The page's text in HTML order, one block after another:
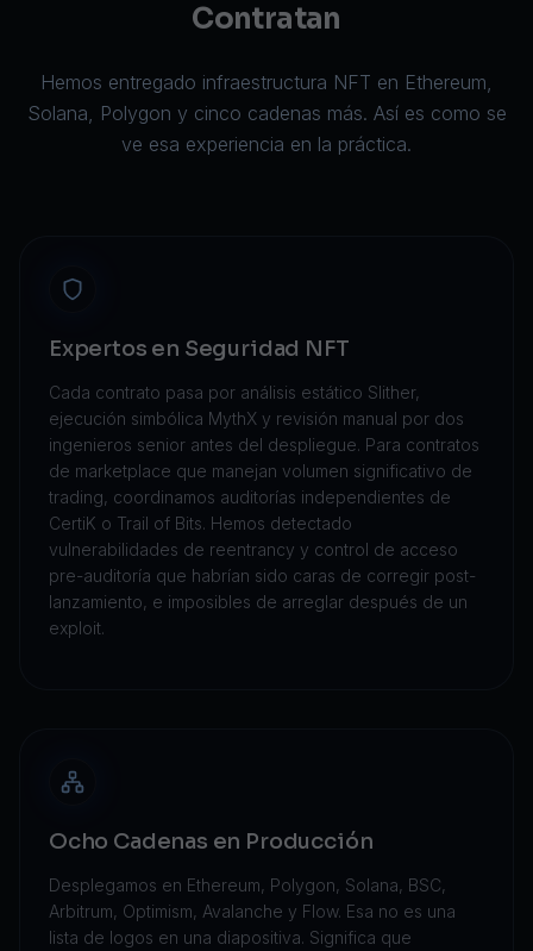
Contratan
Hemos entregado infraestructura NFT en Ethereum,
Solana, Polygon y cinco cadenas más. Así es como se
ve esa experiencia en la práctica.
Expertos en Seguridad NFT
Cada contrato pasa por análisis estático Slither,
ejecución simbólica MythX y revisión manual por dos
ingenieros senior antes del despliegue. Para contratos
de marketplace que manejan volumen significativo de
trading, coordinamos auditorías independientes de
CertiK o Trail of Bits. Hemos detectado
vulnerabilidades de reentrancy y control de acceso
pre-auditoría que habrían sido caras de corregir post-
lanzamiento, e imposibles de arreglar después de un
exploit.
Ocho Cadenas en Producción
Desplegamos en Ethereum, Polygon, Solana, BSC,
Arbitrum, Optimism, Avalanche y Flow. Esa no es una
lista de logos en una diapositiva. Significa que